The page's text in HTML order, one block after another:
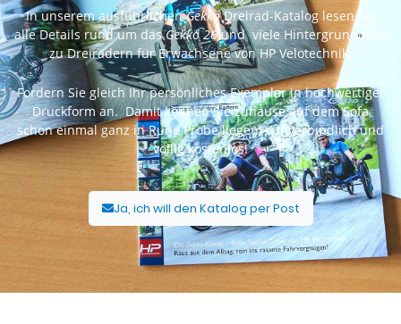
In unserem ausführlichenGekkoDreirad-Katalog lesen Sie
alle Details rund um dasGekko 26und viele Hintergrundinfos
zu Dreirädern für Erwachsene von HP Velotechnik.
Fordern Sie gleich Ihr persönliches Exemplar in hochwertiger
Druckform an. Damit können Sie zuhause auf dem Sofa
schon einmal ganz in Ruhe Probe liegen – unverbindlich und
völlig kostenlos!
Ja, ich will den Katalog per Post